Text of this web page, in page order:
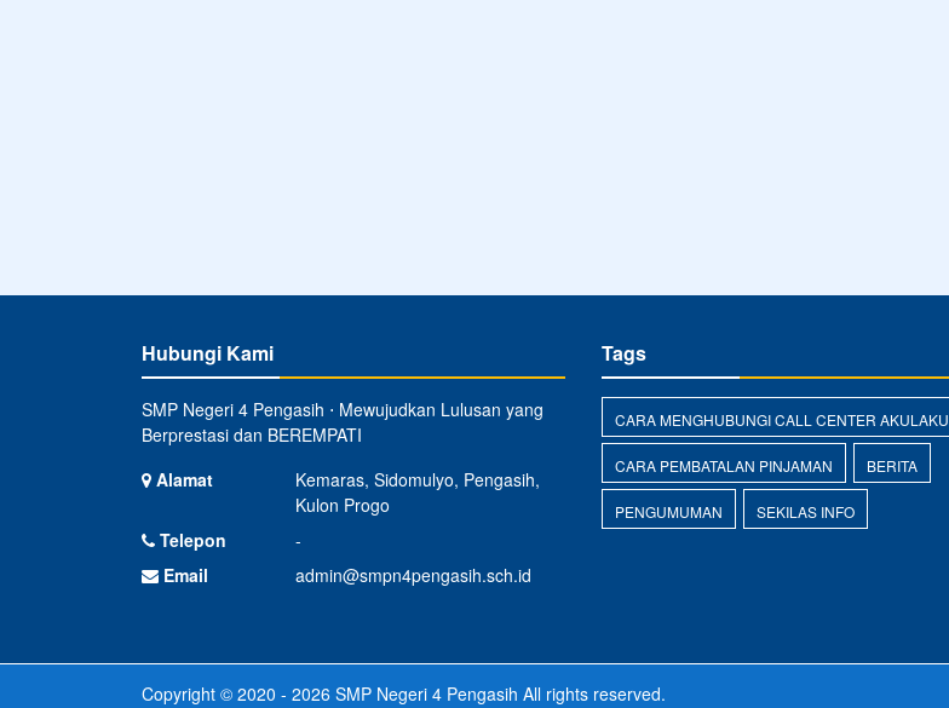
Hubungi Kami
SMP Negeri 4 Pengasih ⋅ Mewujudkan Lulusan yang
Berprestasi dan BEREMPATI
Alamat
Kemaras, Sidomulyo, Pengasih,
Kulon Progo
Telepon
-
Email
admin@smpn4pengasih.sch.id
Tags
CARA MENGHUBUNGI CALL CENTER AKULAKU
CARA PEMBATALAN PINJAMAN BERITA
PENGUMUMAN SEKILAS INFO
Copyright © 2020 - 2026 SMP Negeri 4 Pengasih All rights reserved.